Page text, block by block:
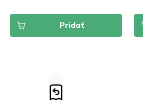
Pridať